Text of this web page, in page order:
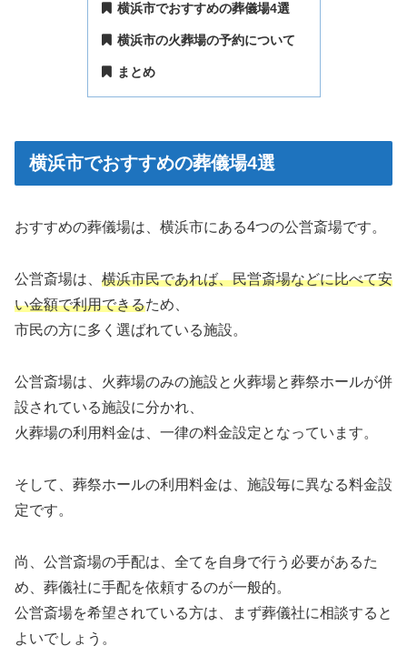
横浜市でおすすめの葬儀場4選
横浜市の火葬場の予約について
まとめ
横浜市でおすすめの葬儀場4選
おすすめの葬儀場は、横浜市にある4つの公営斎場です。
公営斎場は、 横浜市民であれば、民営斎場などに比べて安
い金額で利用できるため、
市民の方に多く選ばれている施設。
公営斎場は、火葬場のみの施設と火葬場と葬祭ホールが併
設されている施設に分かれ、
火葬場の利用料金は、一律の料金設定となっています。
そして、葬祭ホールの利用料金は、施設毎に異なる料金設
定です。
尚、公営斎場の手配は、全てを自身で行う必要があるた
め、葬儀社に手配を依頼するのが一般的。
公営斎場を希望されている方は、まず葬儀社に相談すると
よいでしょう。